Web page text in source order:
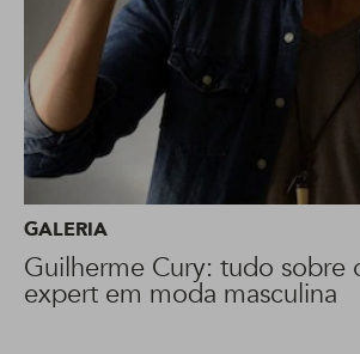
GALERIA
Guilherme Cury: tudo sobre
expert em moda masculina